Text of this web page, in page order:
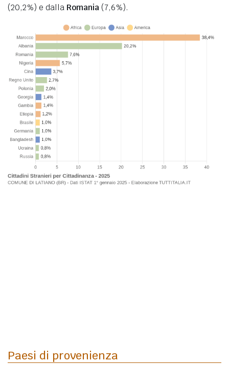
(20,2%) e dalla Romania(7,6%).
Paesi di provenienza